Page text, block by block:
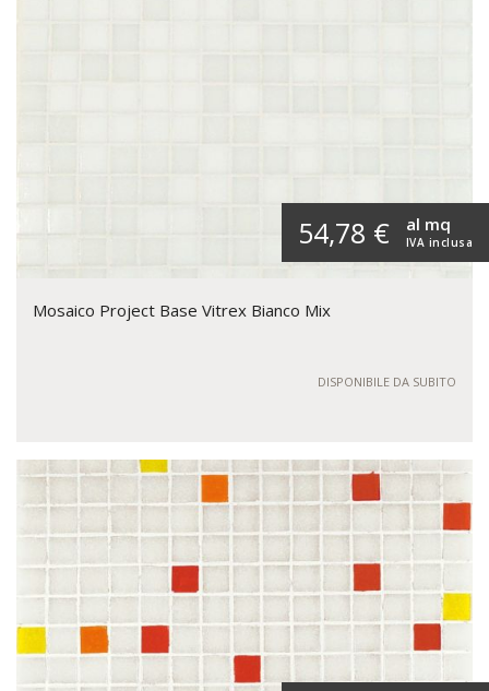
54,78 € IVA inclusa
al mq
Mosaico Project Base Vitrex Bianco Mix
DISPONIBILE DA SUBITO